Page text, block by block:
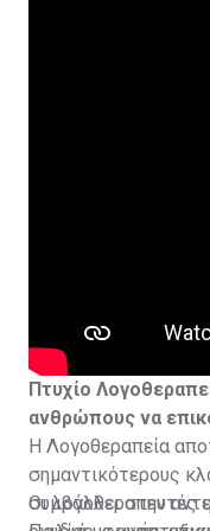
Πτυχίο
ανθρώπους να
Η Λογοθεραπεία
σημαντικότερους
συμβάλλει στην
Οι λογοθεραπευτές